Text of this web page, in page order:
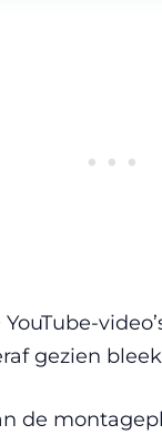
gezien
de